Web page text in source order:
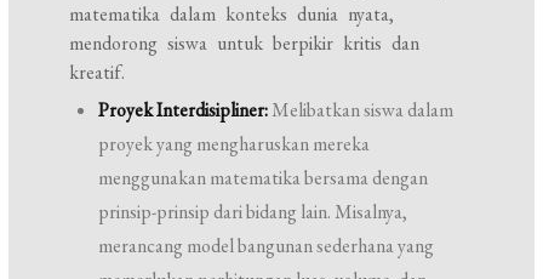
matematika dalam konteks dunia nyata,
mendorong siswa untuk berpikir kritis dan
kreatif.
Proyek Interdisipliner:Melibatkan siswa dalam
proyek yang mengharuskan mereka
menggunakan matematika bersama dengan
prinsip-prinsip dari bidang lain. Misalnya,
merancang model bangunan sederhana yang